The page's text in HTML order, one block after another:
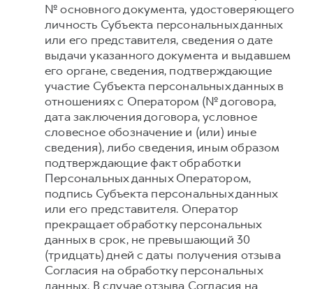
№ основного документа, удостоверяющего
личность Субъекта персональных данных
или его представителя, сведения о дате
выдачи указанного документа и выдавшем
его органе, сведения, подтверждающие
участие Субъекта персональных данных в
отношениях с Оператором (№ договора,
дата заключения договора, условное
словесное обозначение и (или) иные
сведения), либо сведения, иным образом
подтверждающие факт обработки
Персональных данных Оператором,
подпись Субъекта персональных данных
или его представителя. Оператор
прекращает обработку персональных
данных в срок, не превышающий 30
(тридцать) дней с даты получения отзыва
Согласия на обработку персональных
данных. В случае отзыва Согласия на